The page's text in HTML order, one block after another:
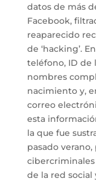
datos de más
Facebook,
reaparecido
de ‘hacking’.
teléfono, ID de
nombres
nacimiento y,
correo
esta
la que fue
pasado
de la red social